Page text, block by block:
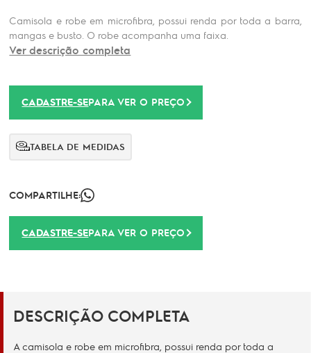
Camisola e robe em microfibra, possui renda por toda a barra,
mangas e busto. O robe acompanha uma faixa.
Ver descrição completa
CADASTRE-SEPARA VER O PREÇO
TABELA DE MEDIDAS
COMPARTILHE:
CADASTRE-SEPARA VER O PREÇO
DESCRIÇÃO COMPLETA
A camisola e robe em microfibra, possui renda por toda a